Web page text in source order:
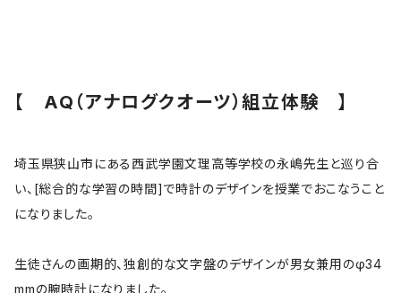
【 AQ（アナログクオーツ）組立体験 】
埼玉県狭山市にある西武学園文理高等学校の永嶋先生と巡り合
い、[総合的な学習の時間]で時計のデザインを授業でおこなうこと
になりました。
生徒さんの画期的、独創的な文字盤のデザインが男女兼用のφ34
mmの腕時計になりました。